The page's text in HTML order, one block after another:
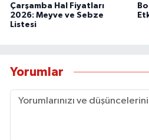
Çarşamba Hal Fiyatları
2026: Meyve ve Sebze
Listesi
Yorumlar